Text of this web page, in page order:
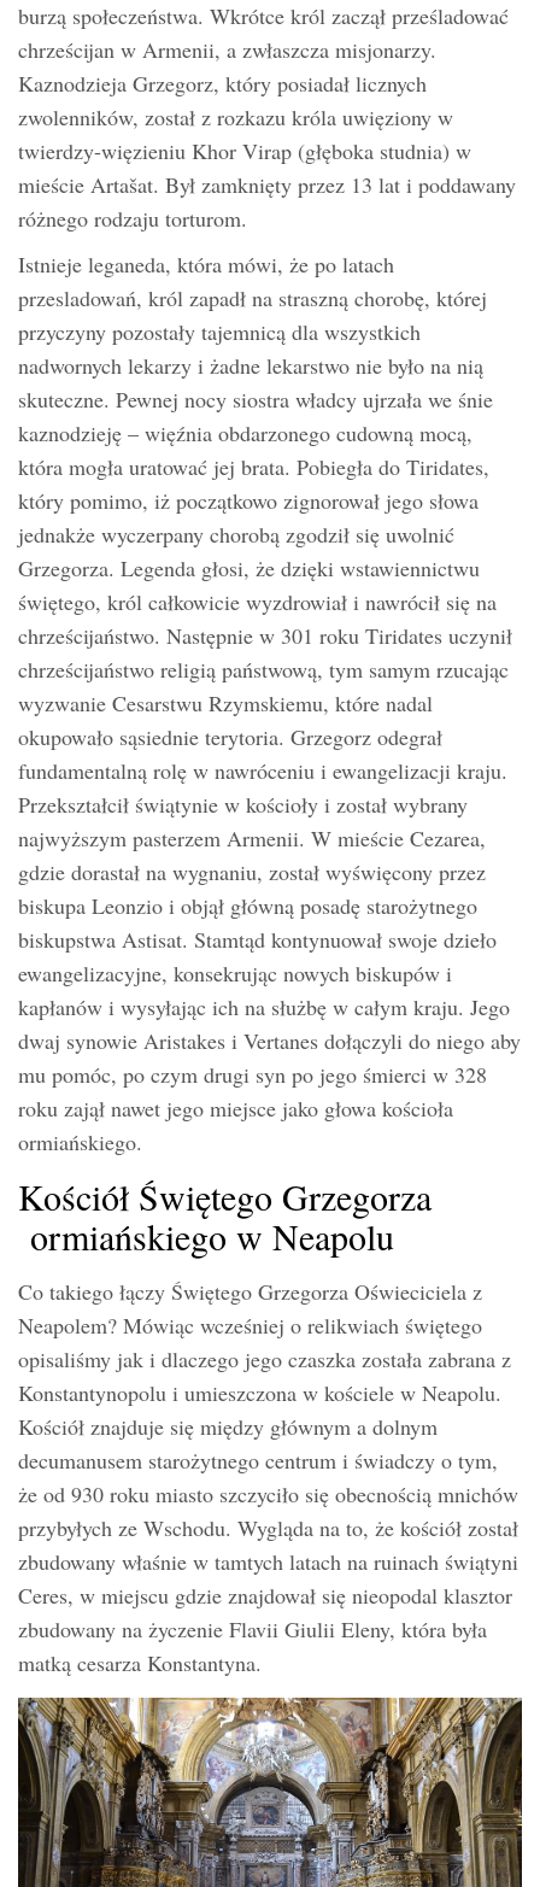
burzą społeczeństwa. Wkrótce król zaczął prześladować
chrześcijan w Armenii, a zwłaszcza misjonarzy.
Kaznodzieja Grzegorz, który posiadał licznych
zwolenników, został z rozkazu króla uwięziony w
twierdzy-więzieniu Khor Virap (głęboka studnia) w
mieście Artašat. Był zamknięty przez 13 lat i poddawany
różnego rodzaju torturom.
Istnieje leganeda, która mówi, że po latach
przesladowań, król zapadł na straszną chorobę, której
przyczyny pozostały tajemnicą dla wszystkich
nadwornych lekarzy i żadne lekarstwo nie było na nią
skuteczne. Pewnej nocy siostra władcy ujrzała we śnie
kaznodzieję – więźnia obdarzonego cudowną mocą,
która mogła uratować jej brata. Pobiegła do Tiridates,
który pomimo, iż początkowo zignorował jego słowa
jednakże wyczerpany chorobą zgodził się uwolnić
Grzegorza. Legenda głosi, że dzięki wstawiennictwu
świętego, król całkowicie wyzdrowiał i nawrócił się na
chrześcijaństwo. Następnie w 301 roku Tiridates uczynił
chrześcijaństwo religią państwową, tym samym rzucając
wyzwanie Cesarstwu Rzymskiemu, które nadal
okupowało sąsiednie terytoria. Grzegorz odegrał
fundamentalną rolę w nawróceniu i ewangelizacji kraju.
Przekształcił świątynie w kościoły i został wybrany
najwyższym pasterzem Armenii. W mieście Cezarea,
gdzie dorastał na wygnaniu, został wyświęcony przez
biskupa Leonzio i objął główną posadę starożytnego
biskupstwa Astisat. Stamtąd kontynuował swoje dzieło
ewangelizacyjne, konsekrując nowych biskupów i
kapłanów i wysyłając ich na służbę w całym kraju. Jego
dwaj synowie Aristakes i Vertanes dołączyli do niego aby
mu pomóc, po czym drugi syn po jego śmierci w 328
roku zajął nawet jego miejsce jako głowa kościoła
ormiańskiego.
Kościół Świętego Grzegorza
ormiańskiego w Neapolu
Co takiego łączy Świętego Grzegorza Oświeciciela z
Neapolem? Mówiąc wcześniej o relikwiach świętego
opisaliśmy jak i dlaczego jego czaszka została zabrana z
Konstantynopolu i umieszczona w kościele w Neapolu.
Kościół znajduje się między głównym a dolnym
decumanusem starożytnego centrum i świadczy o tym,
że od 930 roku miasto szczyciło się obecnością mnichów
przybyłych ze Wschodu. Wygląda na to, że kościół został
zbudowany właśnie w tamtych latach na ruinach świątyni
Ceres, w miejscu gdzie znajdował się nieopodal klasztor
zbudowany na życzenie Flavii Giulii Eleny, która była
matką cesarza Konstantyna.